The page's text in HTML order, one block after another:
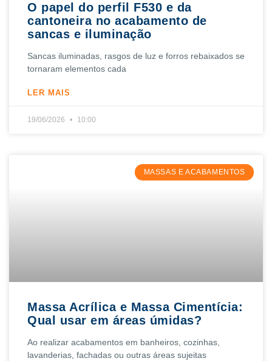
O papel do perfil F530 e da
cantoneira no acabamento de
sancas e iluminação
Sancas iluminadas, rasgos de luz e forros rebaixados se
tornaram elementos cada
LER MAIS
19/06/2026 10:00
MASSAS E ACABAMENTOS
Massa Acrílica e Massa Cimentícia:
Qual usar em áreas úmidas?
Ao realizar acabamentos em banheiros, cozinhas,
lavanderias, fachadas ou outras áreas sujeitas